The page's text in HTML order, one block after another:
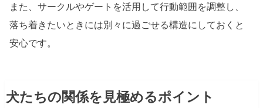
また、サークルやゲートを活用して行動範囲を調整し、
落ち着きたいときには別々に過ごせる構造にしておくと
安心です。
犬たちの関係を見極めるポイント